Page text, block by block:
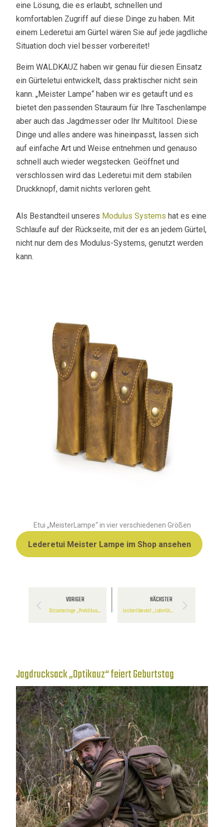
eine Lösung, die es erlaubt, schnellen und
komfortablen Zugriff auf diese Dinge zu haben. Mit
einem Lederetui am Gürtel wären Sie auf jede jagdliche
Situation doch viel besser vorbereitet!
Beim WALDKAUZ haben wir genau für diesen Einsatz
ein Gürteletui entwickelt, dass praktischer nicht sein
kann. „Meister Lampe“ haben wir es getauft und es
bietet den passenden Stauraum für Ihre Taschenlampe
aber auch das Jagdmesser oder Ihr Multitool. Diese
Dinge und alles andere was hineinpasst, lassen sich
auf einfache Art und Weise entnehmen und genauso
schnell auch wieder wegstecken. Geöffnet und
verschlossen wird das Lederetui mit dem stabilen
Druckknopf, damit nichts verloren geht.
Als Bestandteil unseres Modulus Systemshat es eine
Schlaufe auf der Rückseite, mit der es an jedem Gürtel,
nicht nur dem des Modulus-Systems, genutzt werden
kann.
Etui „MeisterLampe“ in vier verschiedenen Größen
Lederetui Meister Lampe im Shop ansehen
VORIGER
Sitzunterlage „Praktikus“, faltbar auf Taschenformat
NÄCHSTER
Leckerlibeutel „Lohntüte“ und „Lohntütchen“
Jagdrucksack „Optikauz“ feiert Geburtstag